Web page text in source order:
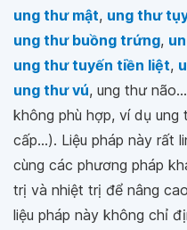
ung thư mật, ung thư
ung thư buồng trứng,
ung thư tuyến tiền liệt,
ung thư vú, ung thư
không phù hợp, ví dụ
cấp...). Liệu pháp này rất
cùng các phương pháp
trị và nhiệt trị để nâng
liệu pháp này không chỉ